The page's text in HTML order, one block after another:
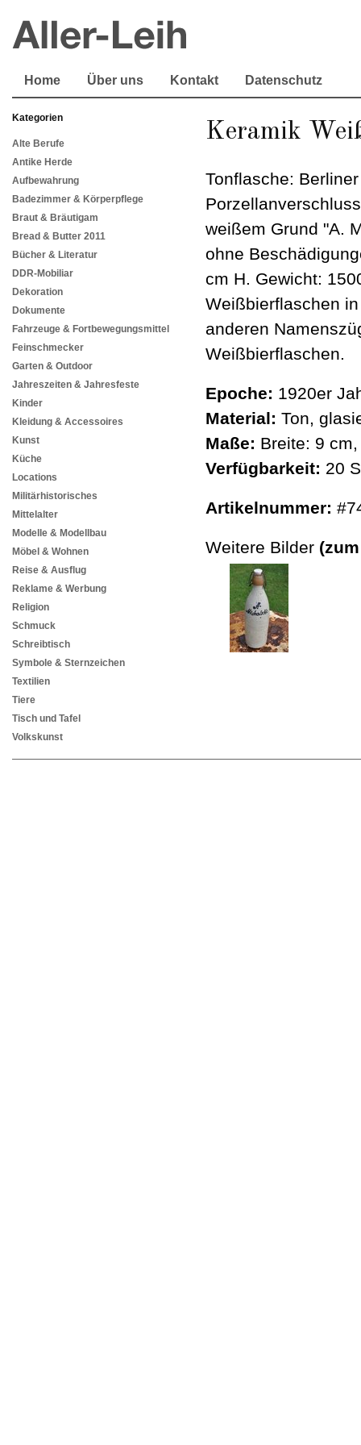
Home Über uns Kontakt Datenschutz
Kategorien
Alte Berufe
Antike Herde
Aufbewahrung
Badezimmer & Körperpflege
Braut & Bräutigam
Bread & Butter 2011
Bücher & Literatur
DDR-Mobiliar
Dekoration
Dokumente
Fahrzeuge & Fortbewegungsmittel
Feinschmecker
Garten & Outdoor
Jahreszeiten & Jahresfeste
Kinder
Kleidung & Accessoires
Kunst
Küche
Locations
Militärhistorisches
Mittelalter
Modelle & Modellbau
Möbel & Wohnen
Reise & Ausflug
Reklame & Werbung
Religion
Schmuck
Schreibtisch
Symbole & Sternzeichen
Textilien
Tiere
Tisch und Tafel
Volkskunst
Keramik
Tonflasche:
weißem Grund "A.
ohne
cm H. Gewicht:
Weißbierflaschen
anderen
Weißbierflaschen.
Epoche: 1920er
Material: Ton,
Maße: Breite: 9
Verfügbarkeit: 20
Artikelnummer:
Weitere Bilder